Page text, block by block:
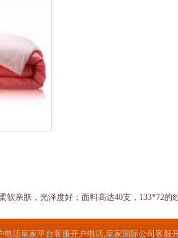
软亲肤，光泽度好；面料高达40支，133*72的
电话皇家平台客服开户电话,皇家国际公司客服